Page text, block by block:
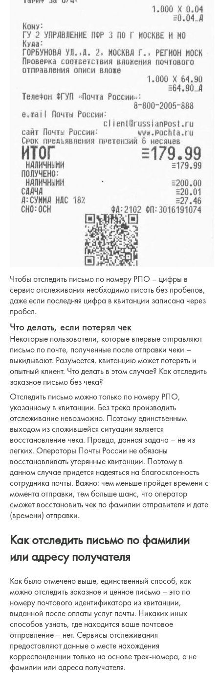
Чтобы отследить письмо по номеру РПО – цифры в
сервис отслеживания необходимо писать без пробелов,
даже если последняя цифра в квитанции записана через
пробел.
Что делать, если потерял чек
Некоторые пользователи, которые впервые отправляют
письмо по почте, полученные после отправки чеки –
выкидывают. Разумеется, квитанцию может потерять и
опытный клиент. Что делать в этом случае? Как отследить
заказное письмо без чека?
Отследить письмо можно только по номеру РПО,
указанному в квитанции. Без трека производить
отслеживание невозможно. Поэтому единственным
выходом из сложившейся ситуации является
восстановление чека. Правда, данная задача – не из
легких. Операторы Почты России не обязаны
восстанавливать утерянные квитанции. Поэтому в
данном случае придется надеяться на благосклонность
сотрудника почты. Важно: чем меньше пройдет времени с
момента отправки, тем больше шанс, что оператор
сможет восстановить чек по фамилии отправителя и дате
(времени) отправки.
Как отследить письмо по фамилии
или адресу получателя
Как было отмечено выше, единственный способ, как
можно отследить заказное и ценное письмо – это по
номеру почтового идентификатора из квитанции,
выданной после оплаты услуг почты. Никаких иных
способов узнать, где находится ваше почтовое
отправление – нет. Сервисы отслеживания
предоставляют данные о месте нахождения
корреспонденции только на основе трек-номера, а не
фамилии или адреса получателя.